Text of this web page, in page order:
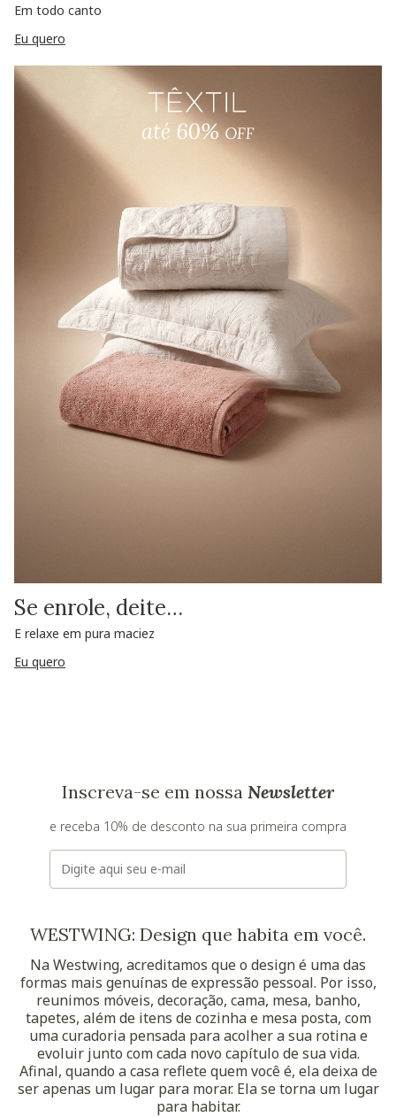
Em todo canto
Eu quero
Se enrole, deite…
E relaxe em pura maciez
Eu quero
Inscreva-se em nossa Newsletter
e receba 10% de desconto na sua primeira compra
E-mail
WESTWING: Design que habita em você.
Na Westwing, acreditamos que o design é uma das
formas mais genuínas de expressão pessoal. Por isso,
reunimos móveis, decoração, cama, mesa, banho,
tapetes, além de itens de cozinha e mesa posta, com
uma curadoria pensada para acolher a sua rotina e
evoluir junto com cada novo capítulo de sua vida.
Afinal, quando a casa reflete quem você é, ela deixa de
ser apenas um lugar para morar. Ela se torna um lugar
para habitar.